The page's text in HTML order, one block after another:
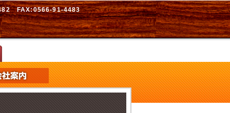
FAX:0566-91-4483